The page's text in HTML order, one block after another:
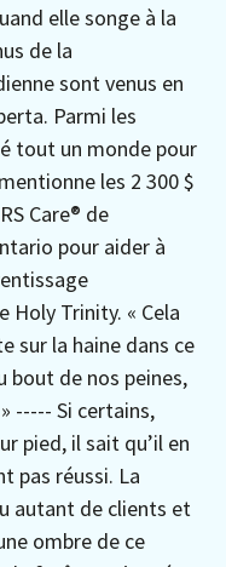
elle songe à la
de la
sont venus en
Parmi les
tout un monde pour
les 2 300 $
Care® de
pour aider à
Holy Trinity. « Cela
sur la haine dans ce
bout de nos peines,
----- Si certains,
pied, il sait qu’il en
pas réussi. La
autant de clients et
ombre de ce